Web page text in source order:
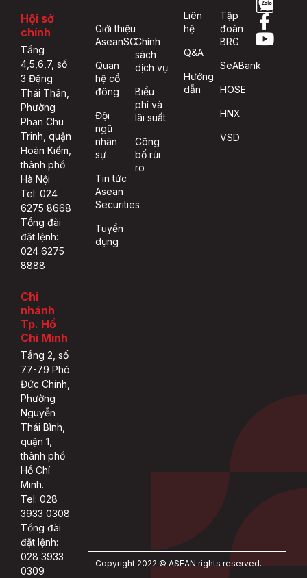
Hội sở
chính
Tầng
4,5,6,7, số
3 Đặng
Thái Thân,
Phường
Phan Chu
Trinh, quận
Hoàn Kiếm,
thành phố
Hà Nội
Tel: 024
6275 8668
Tổng đài
đặt lệnh:
024 6275
8888
Chi
nhánh
Tp. Hồ
Chí Minh
Tầng 2, số
77-79 Phó
Đức Chính,
Phường
Nguyễn
Thái Bình,
quận 1,
thành phố
Hồ Chí
Minh.
Tel: 028
3933 0308
Tổng đài
đặt lệnh:
028 3933
0309
Giới thiệu
AseanSC
Quan
hệ cổ
đông
Đội
ngũ
nhân
sự
Tin tức
Asean
Securities
Tuyển
dụng
Chính
sách
dịch vụ
Biểu
phí và
lãi suất
Công
bố rủi
ro
Liên
hệ
Q&A
Hướng
dẫn
Tập
đoàn
BRG
SeABank
HOSE
HNX
VSD
Copyright 2022 © ASEAN rights reserved.